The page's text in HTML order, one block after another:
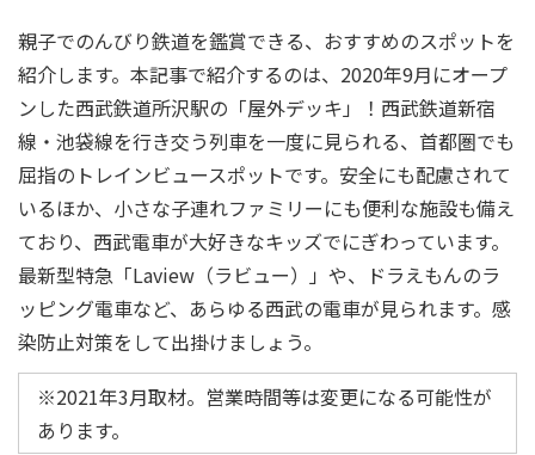
親子でのんびり鉄道を鑑賞できる、おすすめのスポットを
紹介します。本記事で紹介するのは、2020年9月にオープ
ンした西武鉄道所沢駅の「屋外デッキ」！西武鉄道新宿
線・池袋線を行き交う列車を一度に見られる、首都圏でも
屈指のトレインビュースポットです。安全にも配慮されて
いるほか、小さな子連れファミリーにも便利な施設も備え
ており、西武電車が大好きなキッズでにぎわっています。
最新型特急「Laview（ラビュー）」や、ドラえもんのラ
ッピング電車など、あらゆる西武の電車が見られます。感
染防止対策をして出掛けましょう。
※2021年3月取材。営業時間等は変更になる可能性が
あります。